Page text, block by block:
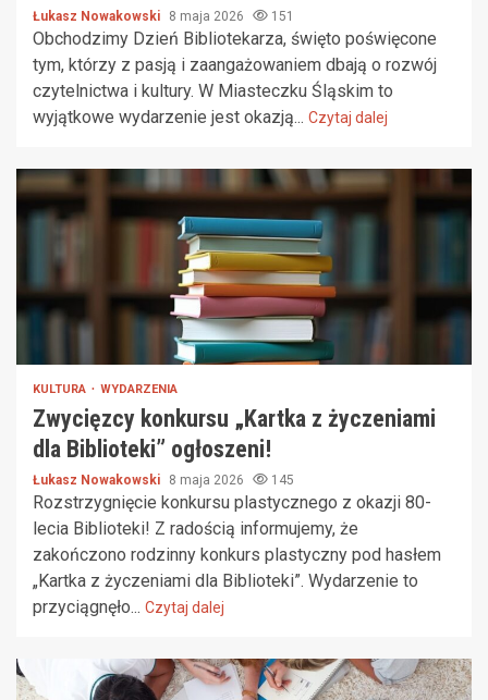
Łukasz Nowakowski 8 maja 2026 151
Obchodzimy Dzień Bibliotekarza, święto poświęcone
tym, którzy z pasją i zaangażowaniem dbają o rozwój
czytelnictwa i kultury. W Miasteczku Śląskim to
wyjątkowe wydarzenie jest okazją... Czytaj dalej
KULTURA WYDARZENIA
Zwycięzcy konkursu „Kartka z życzeniami
dla Biblioteki” ogłoszeni!
Łukasz Nowakowski 8 maja 2026 145
Rozstrzygnięcie konkursu plastycznego z okazji 80-
lecia Biblioteki! Z radością informujemy, że
zakończono rodzinny konkurs plastyczny pod hasłem
„Kartka z życzeniami dla Biblioteki”. Wydarzenie to
przyciągnęło... Czytaj dalej